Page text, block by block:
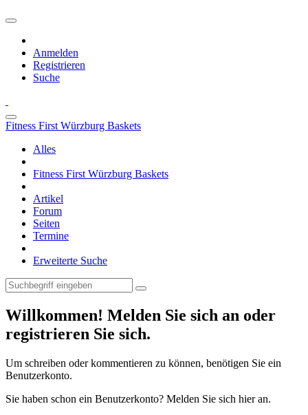
Anmelden
Registrieren
Suche
Fitness First Würzburg Baskets
Alles
Fitness First Würzburg Baskets
Artikel
Forum
Seiten
Termine
Erweiterte Suche
Willkommen! Melden Sie sich an oder
registrieren Sie sich.
Um schreiben oder kommentieren zu können, benötigen Sie ein
Benutzerkonto.
Sie haben schon ein Benutzerkonto? Melden Sie sich hier an.